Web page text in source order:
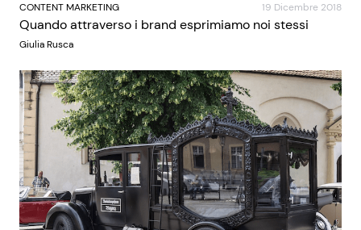
CONTENT MARKETING 19 Dicembre 2018
Quando attraverso i brand esprimiamo noi stessi
Giulia Rusca